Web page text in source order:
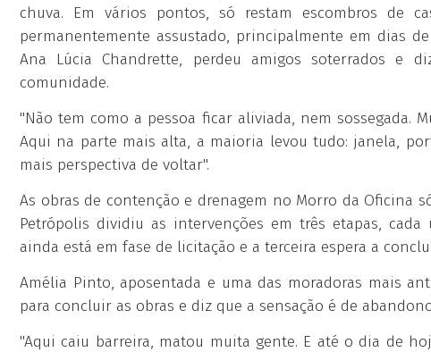
chuva. Em vários pontos, só restam escombros de
permanentemente assustado, principalmente em dias
Ana Lúcia Chandrette, perdeu amigos soterrados e
comunidade.
"Não tem como a pessoa ficar aliviada, nem sossegada.
Aqui na parte mais alta, a maioria levou tudo: janela,
mais perspectiva de voltar".
As obras de contenção e drenagem no Morro da Oficina
Petrópolis dividiu as intervenções em três etapas, cada
ainda está em fase de licitação e a terceira espera a
Amélia Pinto, aposentada e uma das moradoras mais
para concluir as obras e diz que a sensação é de
"Aqui caiu barreira, matou muita gente. E até o dia de